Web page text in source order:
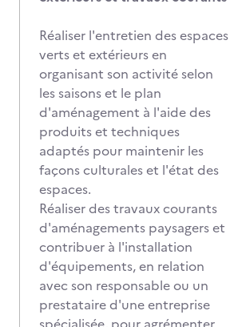
Réaliser l'entretien des espaces
verts et extérieurs en
organisant son activité selon
les saisons et le plan
d'aménagement à l'aide des
produits et techniques
adaptés pour maintenir les
façons culturales et l'état des
espaces.
Réaliser des travaux courants
d'aménagements paysagers et
contribuer à l'installation
d'équipements, en relation
avec son responsable ou un
prestataire d'une entreprise